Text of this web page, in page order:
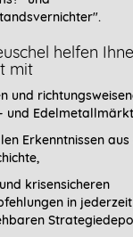
helfen
mit
und
und
Erkenntnissen
krisensicheren
in jederzeit